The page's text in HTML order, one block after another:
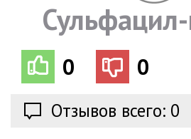
0 0
Отзывов всего: 0